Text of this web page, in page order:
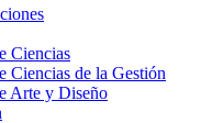
Ciencias
Ciencias de la Gestión
Arte y Diseño